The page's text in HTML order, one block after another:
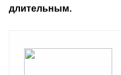
длительным.